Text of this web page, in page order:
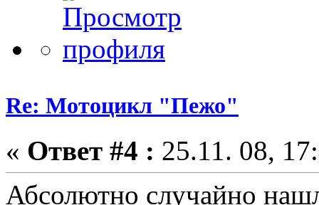
Re: Мотоцикл "Пежо"
« Ответ #4 : 25.11. 08,
Абсолютно случайно